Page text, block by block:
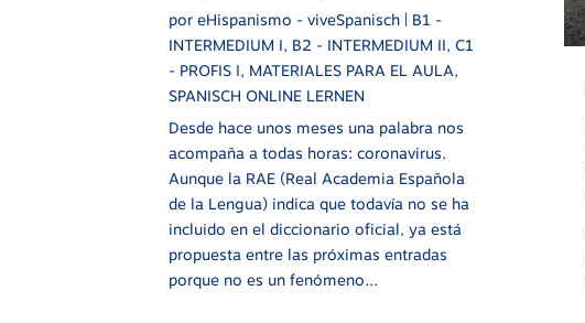
poreHispanismo - viveSpanisch
B1 -
INTERMEDIUM I, B2 - INTERMEDIUM II, C1
- PROFIS I, MATERIALES PARA EL AULA,
SPANISCH ONLINE LERNEN
Desde hace unos meses una palabra nos
acompaña a todas horas: coronavirus.
Aunque la RAE (Real Academia Española
de la Lengua) indica que todavía no se ha
incluido en el diccionario oficial, ya está
propuesta entre las próximas entradas
porque no es un fenómeno...